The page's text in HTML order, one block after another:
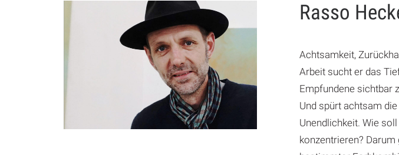
Rasso
Achtsamkeit,
Arbeit sucht er das
Empfundene sichtbar
Und spürt achtsam
Unendlichkeit. Wie
konzentrieren?